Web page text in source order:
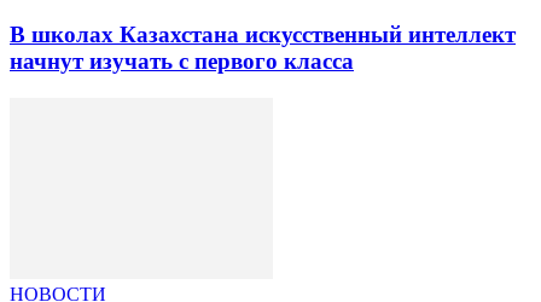
В школах Казахстана искусственный интеллект
начнут изучать с первого класса
НОВОСТИ